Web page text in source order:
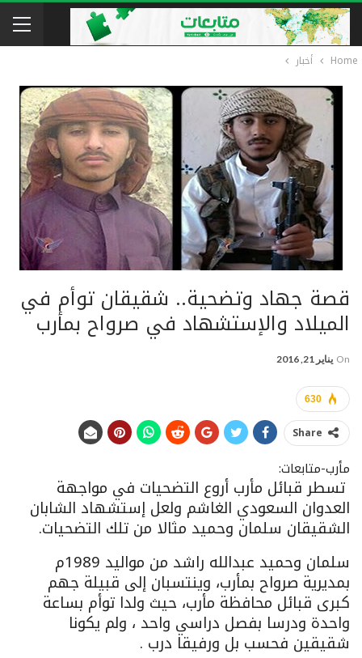
Home أخبار
قصة جهاد وتضحية.. شقيقان توأم في
الميلاد والإستشهاد في صرواح بمأرب
On يناير 21, 2016
630
Share
مأرب-متابعات:
تسطر قبائل مأرب أروع التضحيات في مواجهة
العدوان السعودي الغاشم ولعل إستشهاد الشابان
الشقيقان سلمان وحميد مثالا من تلك التضحيات.
سلمان وحميد عبدالله راشد من مواليد 1989م
بمديرية صرواح بمأرب، وينتسبان إلى قبيلة جهم
كبرى قبائل محافظة مأرب، حيث ولدا توأم بساعة
واحدة ودرسا بفصل دراسي واحد ، ولم يكونا
شقيقين فحسب بل ورفيقا درب .